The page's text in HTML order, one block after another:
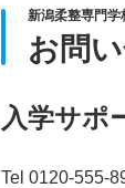
新潟柔整専門学
お問
入学サポ
Tel 0120-555-